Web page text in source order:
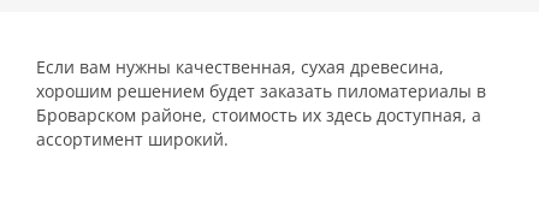
Если вам нужны качественная, сухая древесина,
хорошим решением будет заказать пиломатериалы в
Броварском районе, стоимость их здесь доступная, а
ассортимент широкий.